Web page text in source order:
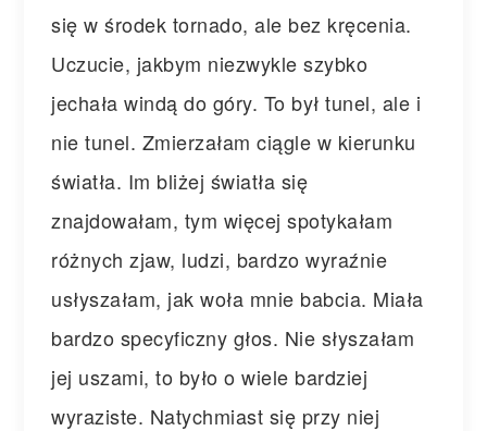
się w środek tornado, ale bez kręcenia.
Uczucie, jakbym niezwykle szybko
jechała windą do góry. To był tunel, ale i
nie tunel. Zmierzałam ciągle w kierunku
światła. Im bliżej światła się
znajdowałam, tym więcej spotykałam
różnych zjaw, ludzi, bardzo wyraźnie
usłyszałam, jak woła mnie babcia. Miała
bardzo specyficzny głos. Nie słyszałam
jej uszami, to było o wiele bardziej
wyraziste. Natychmiast się przy niej